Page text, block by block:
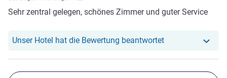
Sehr zentral gelegen, schönes Zimmer und guter Service
Unser Hotel hat die Bewertung beantwortetUnser Hotel hat